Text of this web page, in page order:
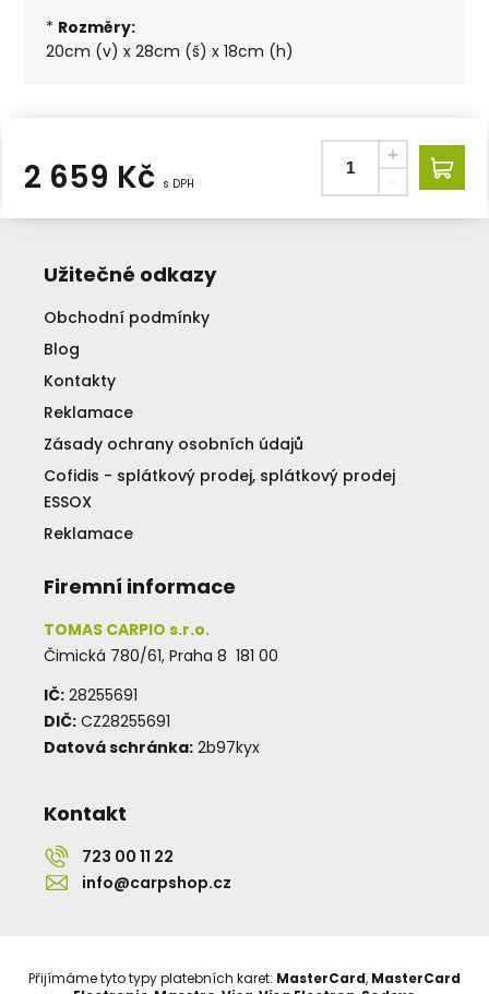
* Rozměry:
20cm (v) x 28cm (š) x 18cm (h)
2 659 Kč s DPH
Užitečné odkazy
Obchodní podmínky
Blog
Kontakty
Reklamace
Zásady ochrany osobních údajů
Cofidis - splátkový prodej, splátkový prodej
ESSOX
Reklamace
Firemní informace
TOMAS CARPIO s.r.o.
Čimická 780/61, Praha 8 181 00
IČ: 28255691
DIČ: CZ28255691
Datová schránka: 2b97kyx
Kontakt
723 00 11 22
info@carpshop.cz
Přijímáme tyto typy platebních karet: MasterCard, MasterCard